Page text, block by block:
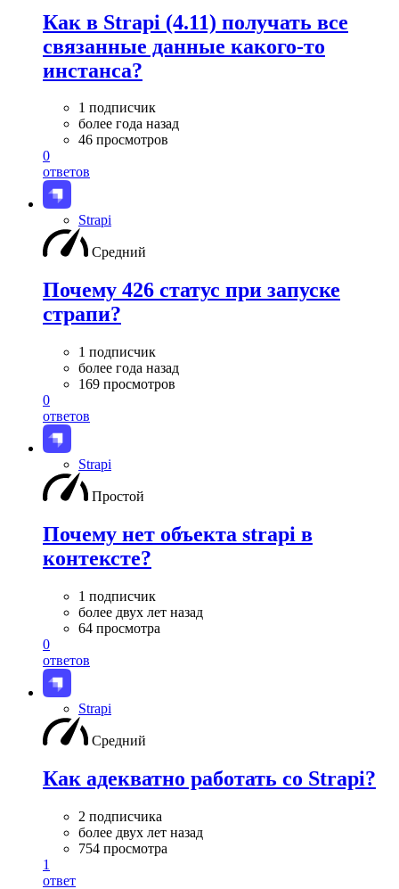
Как в Strapi (4.11) получать все
связанные данные какого-то
инстанса?
1 подписчик
более года назад
46 просмотров
0
ответов
Strapi
Средний
Почему 426 статус при запуске
страпи?
1 подписчик
более года назад
169 просмотров
0
ответов
Strapi
Простой
Почему нет объекта strapi в
контексте?
1 подписчик
более двух лет назад
64 просмотра
0
ответов
Strapi
Средний
Как адекватно работать со Strapi?
2 подписчика
более двух лет назад
754 просмотра
1
ответ